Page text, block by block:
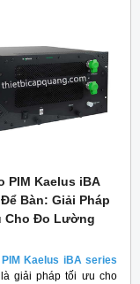
PIM Kaelus iBA
Bàn: Giải Pháp
Cho Đo Lường
Kaelus iBA series
là giải pháp tối ưu cho